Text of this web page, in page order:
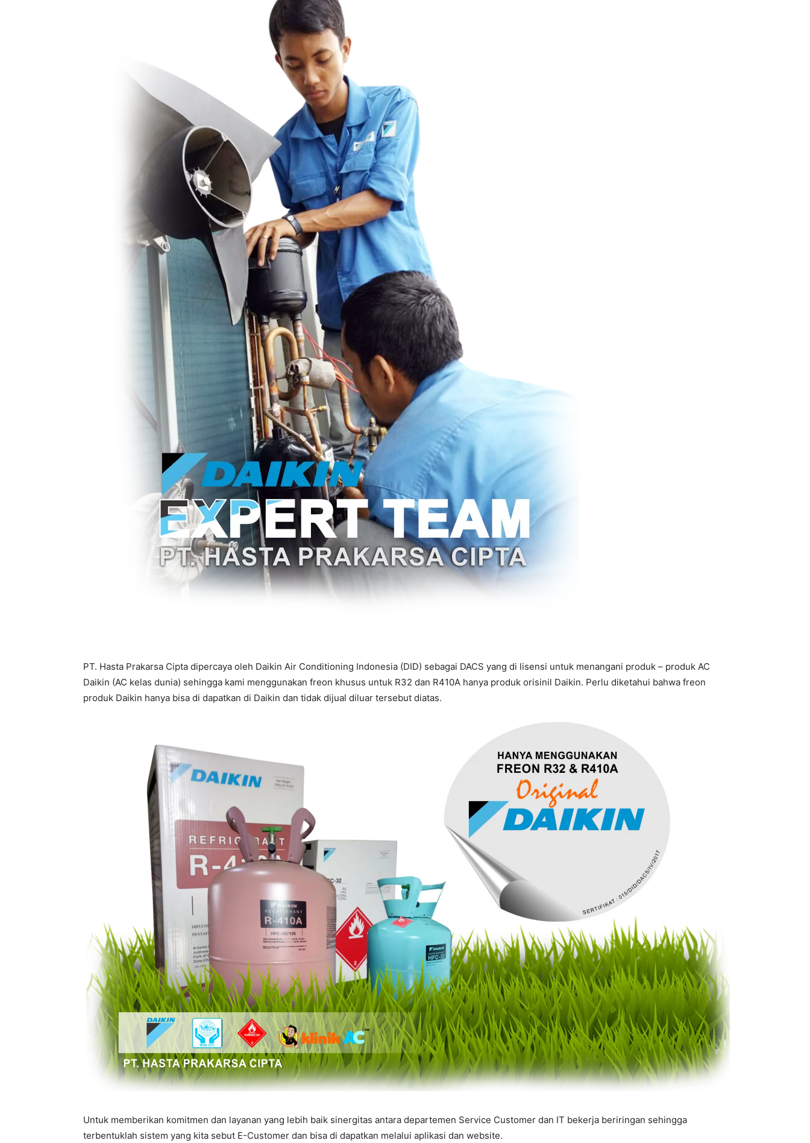
PT. Hasta Prakarsa Cipta dipercaya oleh Daikin Air Conditioning Indonesia (DID) sebagai DACS yang di lisensi untuk menangani produk – produk AC
Daikin (AC kelas dunia) sehingga kami menggunakan freon khusus untuk R32 dan R410A hanya produk orisinil Daikin. Perlu diketahui bahwa freon
produk Daikin hanya bisa di dapatkan di Daikin dan tidak dijual diluar tersebut diatas.
Untuk memberikan komitmen dan layanan yang lebih baik sinergitas antara departemen Service Customer dan IT bekerja beriringan sehingga
terbentuklah sistem yang kita sebut E-Customer dan bisa di dapatkan melalui aplikasi dan website.